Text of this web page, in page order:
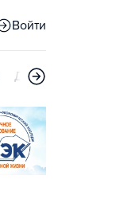
Войти
Дни открытых